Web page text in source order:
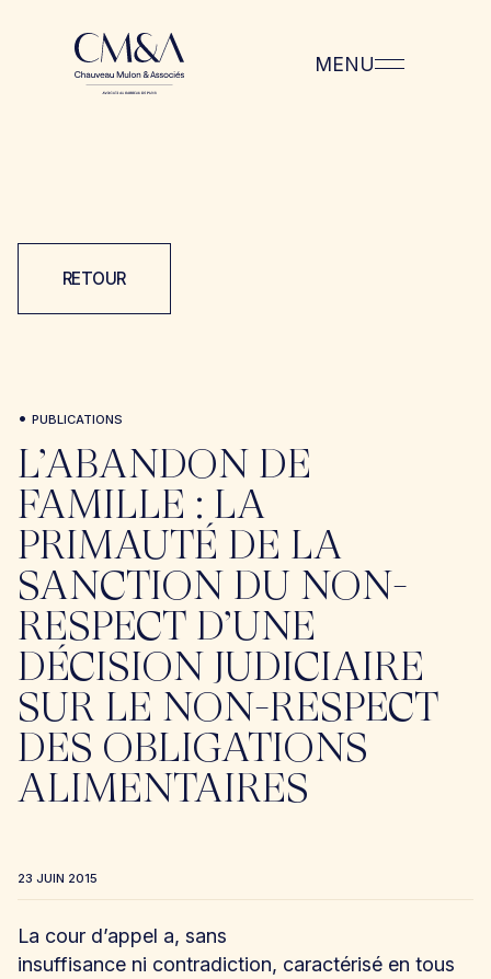
MENU
RETOUR
• PUBLICATIONS
L’ABANDON DE
FAMILLE : LA
PRIMAUTÉ DE LA
SANCTION DU NON-
RESPECT D’UNE
DÉCISION JUDICIAIRE
SUR LE NON-RESPECT
DES OBLIGATIONS
ALIMENTAIRES
23 JUIN 2015
La cour d’appel a, sans
insuffisance ni contradiction, caractérisé en tous